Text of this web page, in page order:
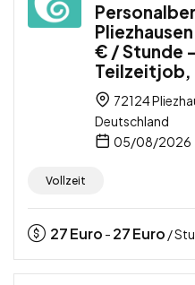
€ / Stunde
Teilzeitjob,
72124
Deutschland
05/08/2026
Vollzeit
27Euro - 27Euro /